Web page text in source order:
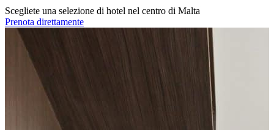
Scegliete una selezione di hotel nel centro di Malta
Prenota direttamente